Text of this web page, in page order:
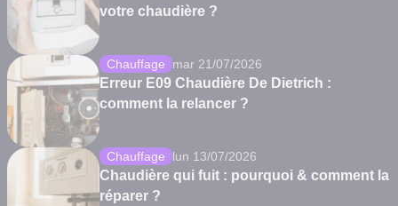
votre chaudière ?
Chauffage mar 21/07/2026
Erreur E09 Chaudière De Dietrich :
comment la relancer ?
Chauffage lun 13/07/2026
Chaudière qui fuit : pourquoi & comment la
réparer ?